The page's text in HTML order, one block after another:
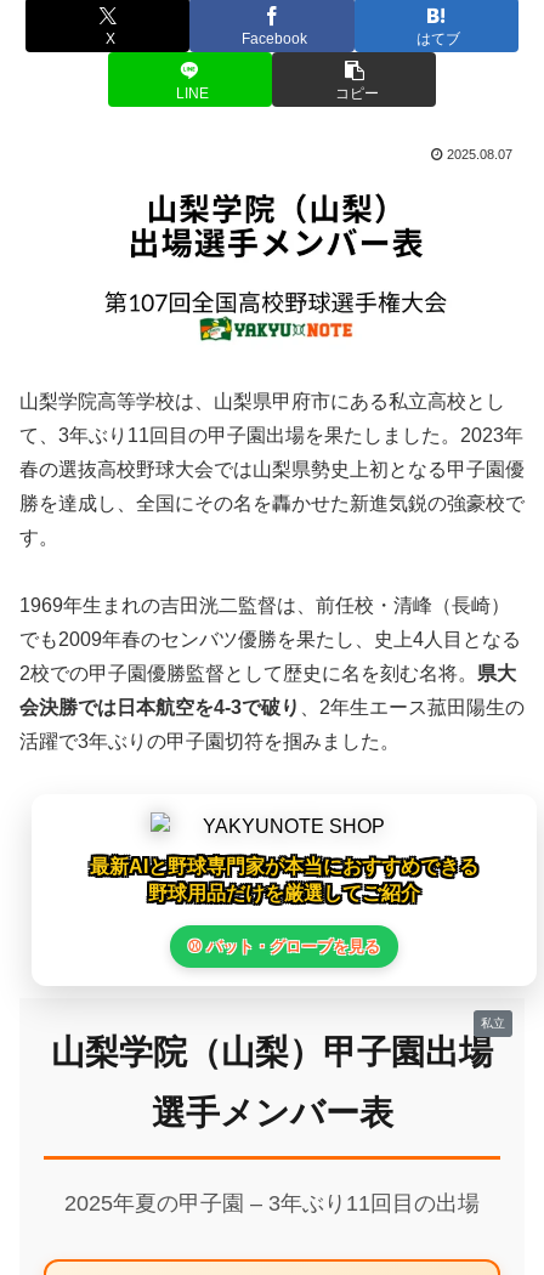
X Facebook はてブ
LINE コピー
2025.08.07
山梨学院高等学校は、山梨県甲府市にある私立高校とし
て、3年ぶり11回目の甲子園出場を果たしました。2023年
春の選抜高校野球大会では山梨県勢史上初となる甲子園優
勝を達成し、全国にその名を轟かせた新進気鋭の強豪校で
す。
1969年生まれの吉田洸二監督は、前任校・清峰（長崎）
でも2009年春のセンバツ優勝を果たし、史上4人目となる
2校での甲子園優勝監督として歴史に名を刻む名将。 県大
会決勝では日本航空を4-3で破り 、2年生エース菰田陽生の
活躍で3年ぶりの甲子園切符を掴みました。
最新AIと野球専門家が本当におすすめできる
野球用品だけを厳選してご紹介
⚾ バット・グローブを見る
山梨学院（山梨）甲子園出場
選手メンバー表
2025年夏の甲子園 – 3年ぶり11回目の出場